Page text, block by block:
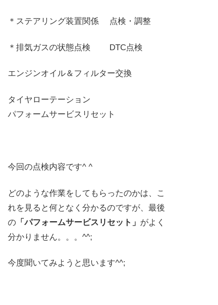
＊ステアリング装置関係 点検・調整
＊排気ガスの状態点検 DTC点検
エンジンオイル＆フィルター交換
タイヤローテーション
パフォームサービスリセット
今回の点検内容です^ ^
どのような作業をしてもらったのかは、こ
れを見ると何となく分かるのですが、最後
の 「パフォームサービスリセット」 がよく
分かりません。。。^^;
今度聞いてみようと思います^^;